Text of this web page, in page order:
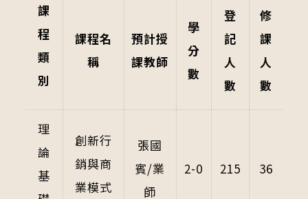
課
程
類
別
課程名
稱
預計授
課教師
學
分
數
登
記
人
數
修
課
人
數
理
論
基
創新行
銷與商
業模式
張國
賓/業
師
2-0 215 36